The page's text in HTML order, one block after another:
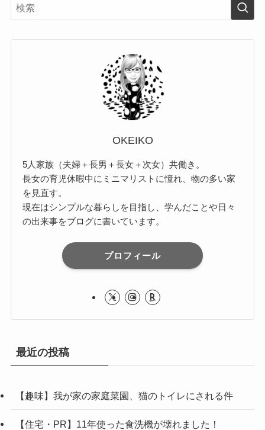
OKEIKO
5人家族（夫婦＋長男＋長女＋次女）共働き。
長女の育児休暇中にミニマリストに憧れ、物の多い家
を見直す。
現在はシンプルな暮らしを目指し、学んだことや日々
の出来事をブログに書いています。
プロフィール
最近の投稿
【趣味】我が家の家庭菜園、猫のトイレにされる件
【住宅・PR】11年使った食洗機が壊れました！